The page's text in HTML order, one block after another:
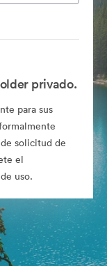
privado.
para sus
solicitud de
el
uso.